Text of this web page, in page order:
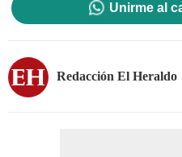
Unirme al
Redacción El Heraldo